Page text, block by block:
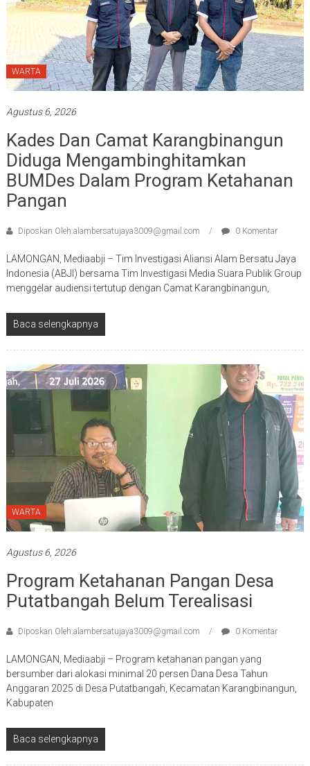
WARTA
Agustus 6, 2026
Kades Dan Camat Karangbinangun
Diduga Mengambinghitamkan
BUMDes Dalam Program Ketahanan
Pangan
Diposkan Oleh:alambersatujaya3009@gmail.com 0 Komentar
LAMONGAN, Mediaabji – Tim Investigasi Aliansi Alam Bersatu Jaya
Indonesia (ABJI) bersama Tim Investigasi Media Suara Publik Group
menggelar audiensi tertutup dengan Camat Karangbinangun,
Baca selengkapnya
WARTA
Agustus 6, 2026
Program Ketahanan Pangan Desa
Putatbangah Belum Terealisasi
Diposkan Oleh:alambersatujaya3009@gmail.com 0 Komentar
LAMONGAN, Mediaabji – Program ketahanan pangan yang
bersumber dari alokasi minimal 20 persen Dana Desa Tahun
Anggaran 2025 di Desa Putatbangah, Kecamatan Karangbinangun,
Kabupaten
Baca selengkapnya